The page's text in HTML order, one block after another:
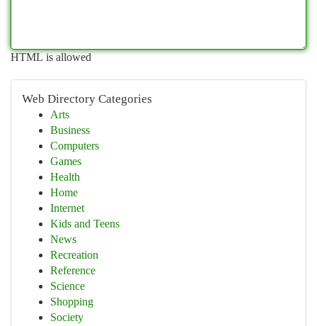
HTML is allowed
Web Directory Categories
Arts
Business
Computers
Games
Health
Home
Internet
Kids and Teens
News
Recreation
Reference
Science
Shopping
Society